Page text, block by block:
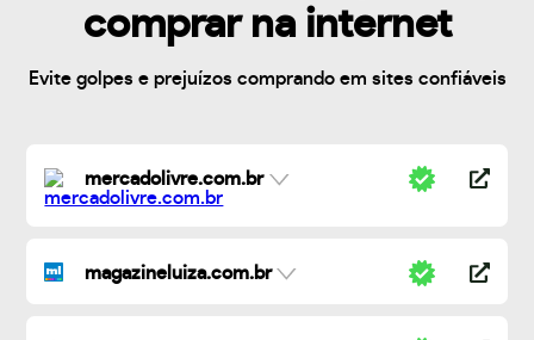
comprar na internet
Evite golpes e prejuízos comprando em sites confiáveis
mercadolivre.com.br
magazineluiza.com.br